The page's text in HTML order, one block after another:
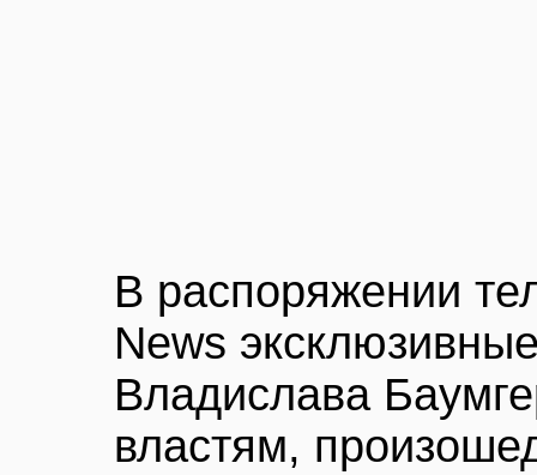
В распоряжении
News
Владислава
властям,